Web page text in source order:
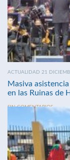
ACTUALIDAD 21
Masiva
en las Ruinas de
SIN COMENTARIOS